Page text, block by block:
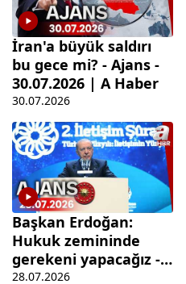
İran'a büyük saldırı
bu gece mi? - Ajans -
30.07.2026 | A Haber
30.07.2026
Başkan Erdoğan:
Hukuk zemininde
gerekeni yapacağız -
Ajans - 28.07.2026 | A
28.07.2026